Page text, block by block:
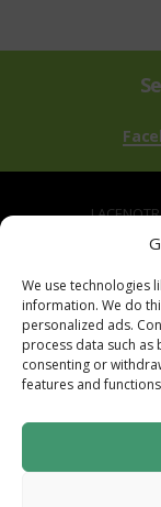
We use technologies
information. We do
personalized ads.
process data such
consenting or
features and
via Alle
Sito
Locale
2014-